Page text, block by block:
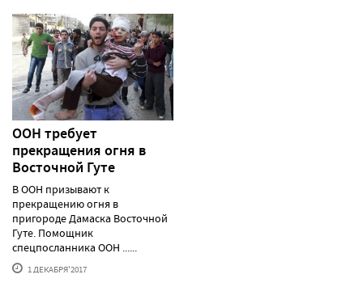
ООН требует
прекращения огня в
Восточной Гуте
В ООН призывают к
прекращению огня в
пригороде Дамаска Восточной
Гуте. Помощник
спецпосланника ООН ......
1 ДЕКАБРЯ'2017